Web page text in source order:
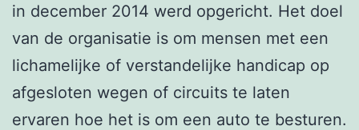
in december 2014 werd opgericht. Het doel
van de organisatie is om mensen met een
lichamelijke of verstandelijke handicap op
afgesloten wegen of circuits te laten
ervaren hoe het is om een auto te besturen.